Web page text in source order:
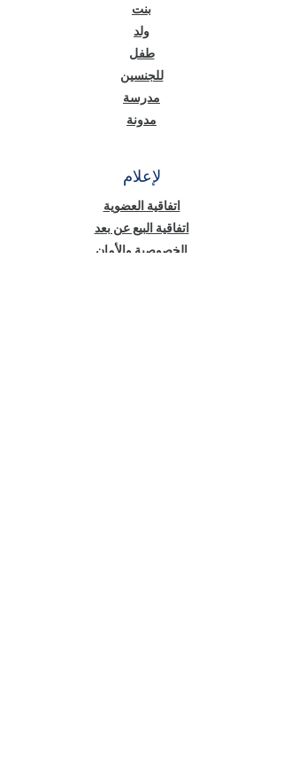
بنت
ولد
طفل
للجنسين
مدرسة
مدونة
لإعلام
اتفاقية العضوية
اتفاقية البيع عن بعد
الخصوصية والأمان